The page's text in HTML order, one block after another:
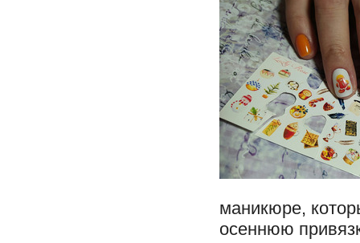
маникюре,
осеннюю